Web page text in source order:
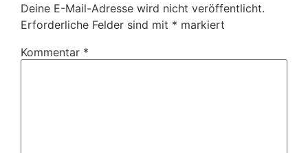
Deine E-Mail-Adresse wird nicht veröffentlicht.
Erforderliche Felder sind mit * markiert
Kommentar *